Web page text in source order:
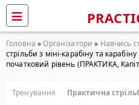
Головна »Організатори » Навчись
стрільби з міні-карабіну та
початковий рівень (ПРАКТИКА,
Тренування Практична